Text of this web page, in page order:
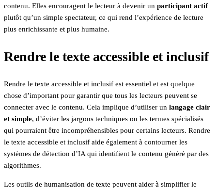
contenu. Elles encouragent le lecteur à devenir un participant actif
plutôt qu’un simple spectateur, ce qui rend l’expérience de lecture
plus enrichissante et plus humaine.
Rendre le texte accessible et inclusif
Rendre le texte accessible et inclusif est essentiel et est quelque
chose d’important pour garantir que tous les lecteurs peuvent se
connecter avec le contenu. Cela implique d’utiliser un langage clair
et simple, d’éviter les jargons techniques ou les termes spécialisés
qui pourraient être incompréhensibles pour certains lecteurs. Rendre
le texte accessible et inclusif aide également à contourner les
systèmes de détection d’IA qui identifient le contenu généré par des
algorithmes.
Les outils de humanisation de texte peuvent aider à simplifier le